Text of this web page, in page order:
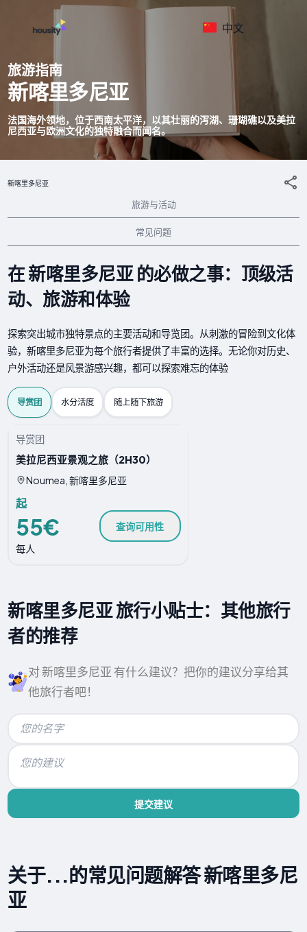
中文
旅游指南
新喀里多尼亚
法国海外领地，位于西南太平洋，以其壮丽的泻湖、珊瑚礁以及美拉
尼西亚与欧洲文化的独特融合而闻名。
新喀里多尼亚
旅游与活动
常见问题
在 新喀里多尼亚 的必做之事：顶级活
动、旅游和体验
探索突出城市独特景点的主要活动和导览团。从刺激的冒险到文化体
验，新喀里多尼亚为每个旅行者提供了丰富的选择。无论你对历史、
户外活动还是风景游感兴趣，都可以探索难忘的体验
导赏团 水分活度 随上随下旅游
导赏团
美拉尼西亚景观之旅（2H30）
Noumea, 新喀里多尼亚
起
55€
每人
查询可用性
新喀里多尼亚 旅行小贴士：其他旅行
者的推荐
对 新喀里多尼亚 有什么建议？把你的建议分享给其
他旅行者吧！
提交建议
关于...的常见问题解答 新喀里多尼
亚